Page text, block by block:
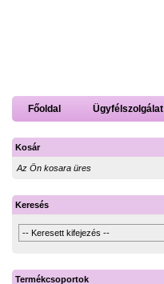
Főoldal Ügyfélszolgálat
Kosár
Az Ön kosara üres
Keresés
Termékcsoportok